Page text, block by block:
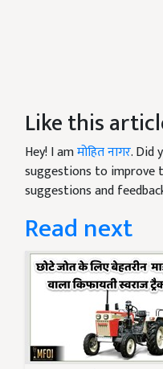
Like this
Hey! I amमोहित नागर. Did
suggestions to improve
suggestions and
Read next